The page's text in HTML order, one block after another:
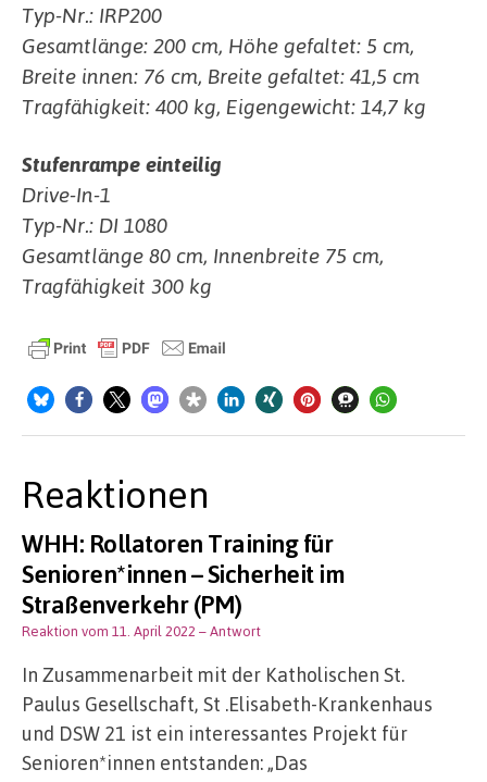
Typ-Nr.: IRP200
Gesamtlänge: 200 cm, Höhe gefaltet: 5 cm,
Breite innen: 76 cm, Breite gefaltet: 41,5 cm
Tragfähigkeit: 400 kg, Eigengewicht: 14,7 kg
Stufenrampe einteilig
Drive-In-1
Typ-Nr.: DI 1080
Gesamtlänge 80 cm, Innenbreite 75 cm,
Tragfähigkeit 300 kg
Reaktionen
WHH: Rollatoren Training für
Senioren*innen – Sicherheit im
Straßenverkehr (PM)
Reaktion vom 11. April 2022 – Antwort
In Zusammenarbeit mit der Katholischen St.
Paulus Gesellschaft, St .Elisabeth-Krankenhaus
und DSW 21 ist ein interessantes Projekt für
Senioren*innen entstanden: „Das